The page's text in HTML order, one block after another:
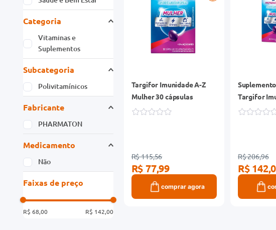
Categoria
Vitaminas e
Suplementos
Subcategoria
Polivitamínicos
Fabricante
PHARMATON
Medicamento
Não
Faixas de preço
R$ 68,00 R$ 142,00
Targifor Imunidade A-Z
Mulher 30 cápsulas
R$ 115,56
R$ 77,99
comprar agora
Targifor
Mulher 60
R$ 206,96
R$